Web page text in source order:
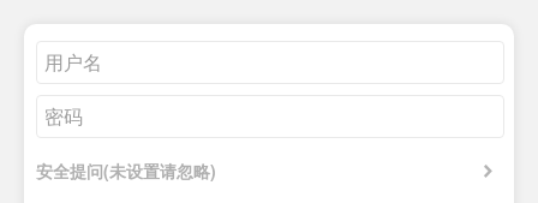
安全提问(未设置请忽略)